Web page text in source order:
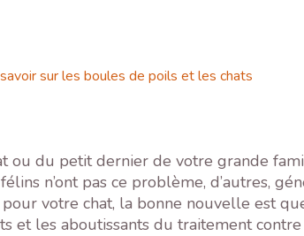
sur les boules de poils et les chats
ou du petit dernier de votre grande
n’ont pas ce problème, d’autres,
pour votre chat, la bonne nouvelle est
et les aboutissants du traitement